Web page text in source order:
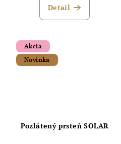
Detail
Akcia
Novinka
Pozlátený prsteň SOLAR